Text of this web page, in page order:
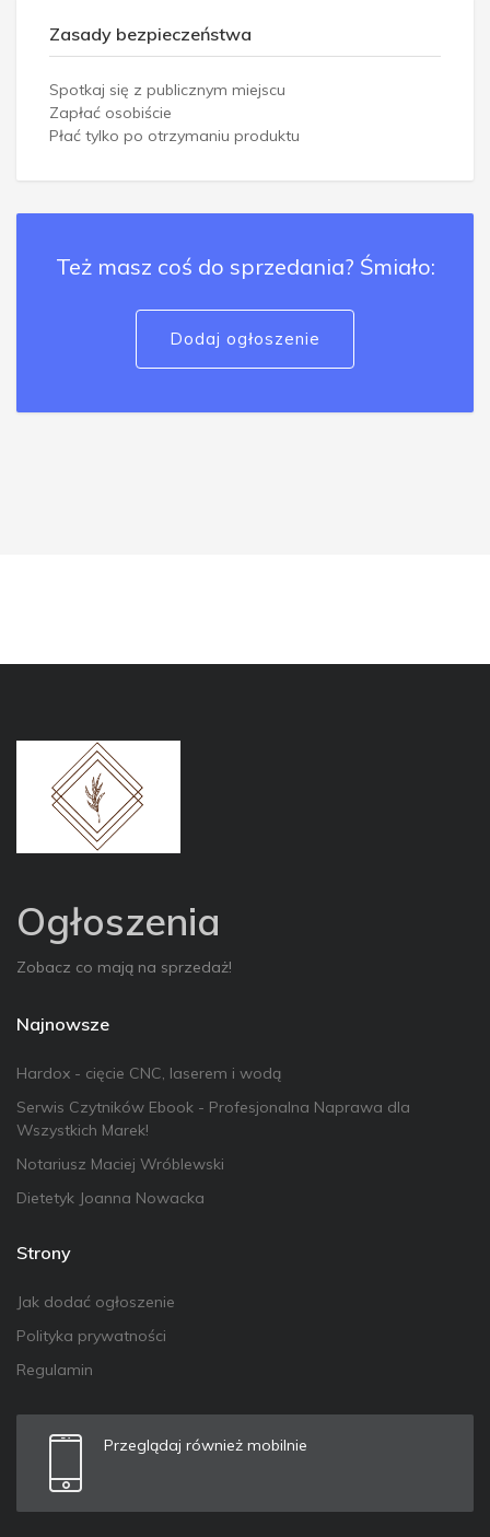
Zasady bezpieczeństwa
Spotkaj się z publicznym miejscu
Zapłać osobiście
Płać tylko po otrzymaniu produktu
Też masz coś do sprzedania? Śmiało:
Dodaj ogłoszenie
Ogłoszenia
Zobacz co mają na sprzedaż!
Najnowsze
Hardox - cięcie CNC, laserem i wodą
Serwis Czytników Ebook - Profesjonalna Naprawa dla
Wszystkich Marek!
Notariusz Maciej Wróblewski
Dietetyk Joanna Nowacka
Strony
Jak dodać ogłoszenie
Polityka prywatności
Regulamin
Przeglądaj również mobilnie